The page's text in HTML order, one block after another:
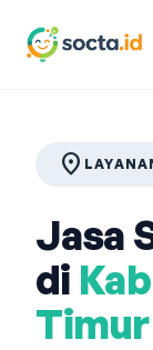
location_on
Jasa
di
Timur